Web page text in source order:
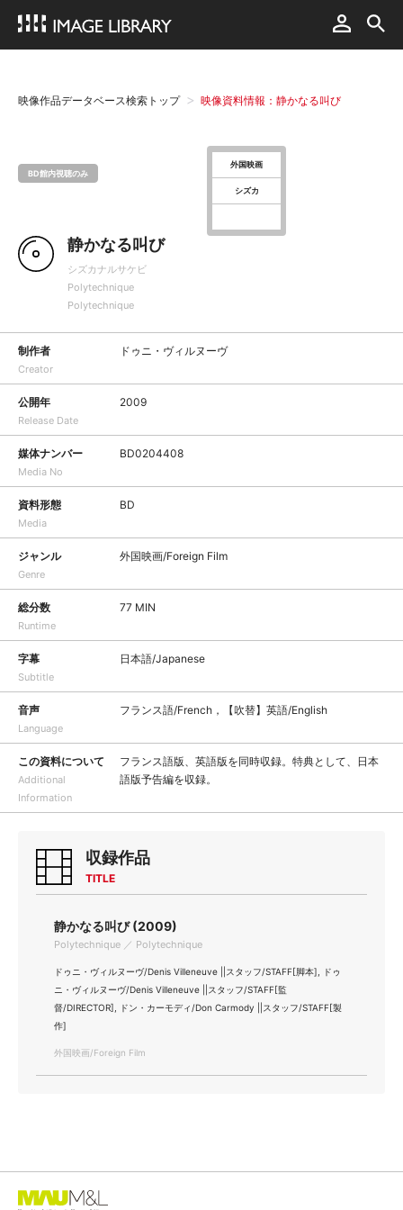
映像作品データベース検索トップ 映像資料情報：静かなる叫び
BD館内視聴のみ
外国映画
シズカ
静かなる叫び
シズカナルサケビ
Polytechnique
Polytechnique
制作者
Creator
ドゥニ・ヴィルヌーヴ
公開年
Release Date
2009
媒体ナンバー
Media No
BD0204408
資料形態
Media
BD
ジャンル
Genre
外国映画/Foreign Film
総分数
Runtime
77 MIN
字幕
Subtitle
日本語/Japanese
音声
Language
フランス語/French，【吹替】英語/English
この資料について
Additional
Information
フランス語版、英語版を同時収録。特典として、日本
語版予告編を収録。
収録作品
TITLE
静かなる叫び (2009)
Polytechnique ／ Polytechnique
ドゥニ・ヴィルヌーヴ/Denis Villeneuve ||スタッフ/STAFF[脚本], ドゥ
ニ・ヴィルヌーヴ/Denis Villeneuve ||スタッフ/STAFF[監
督/DIRECTOR], ドン・カーモディ/Don Carmody ||スタッフ/STAFF[製
作]
外国映画/Foreign Film